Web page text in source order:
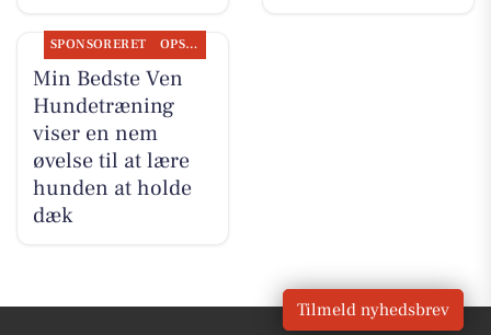
SPONSORERET OPSLAGSTAVLEN
Min Bedste Ven
Hundetræning
viser en nem
øvelse til at lære
hunden at holde
dæk
Tilmeld nyhedsbrev